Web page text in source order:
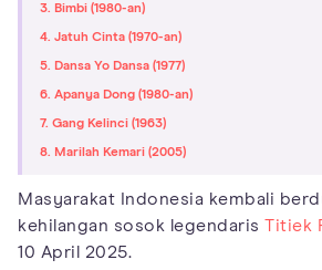
3. Bimbi (1980-an)
4. Jatuh Cinta (1970-an)
5. Dansa Yo Dansa (1977)
6. Apanya Dong (1980-an)
7. Gang Kelinci (1963)
8. Marilah Kemari (2005)
Masyarakat Indonesia kembali
kehilangan sosok legendaris Titiek
10 April 2025.